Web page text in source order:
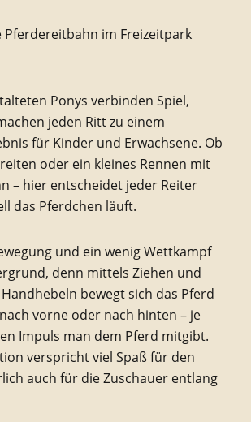
im Freizeitpark
Ponys verbinden Spiel,
jeden Ritt zu einem
für Kinder und Erwachsene. Ob
oder ein kleines Rennen mit
– hier entscheidet jeder Reiter
das Pferdchen läuft.
und ein wenig Wettkampf
denn mittels Ziehen und
bewegt sich das Pferd
vorne oder nach hinten – je
Impuls man dem Pferd mitgibt.
verspricht viel Spaß für den
auch für die Zuschauer entlang